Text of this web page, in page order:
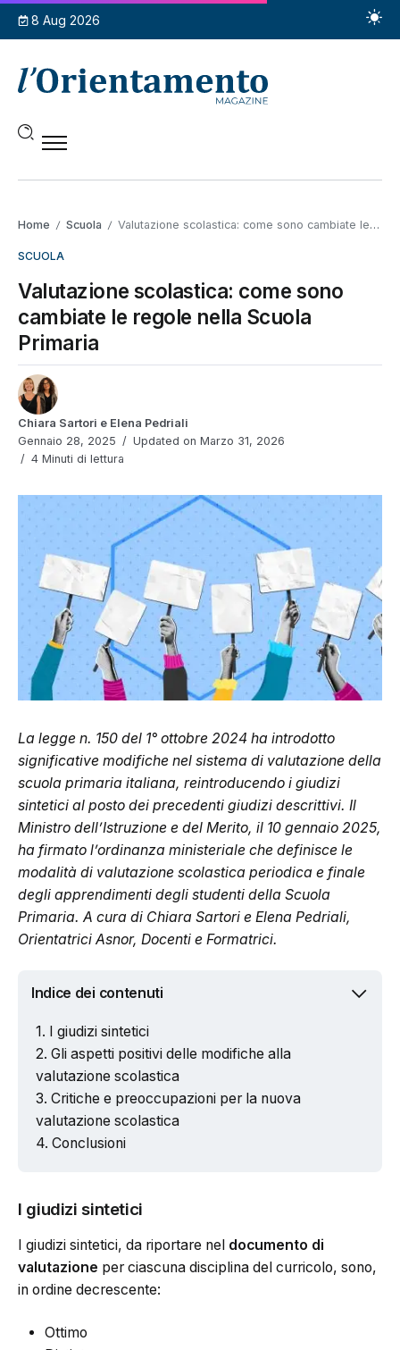
8 Aug 2026
Home / Scuola / Valutazione scolastica: come sono cambiate le regole nella Scuola Primaria
SCUOLA
Valutazione scolastica: come sono
cambiate le regole nella Scuola
Primaria
Chiara Sartori e Elena Pedriali
Gennaio 28, 2025
Updated on Marzo 31, 2026
4 Minuti di lettura
La legge n. 150 del 1° ottobre 2024 ha introdotto
significative modifiche nel sistema di valutazione della
scuola primaria italiana, reintroducendo i giudizi
sintetici al posto dei precedenti giudizi descrittivi. Il
Ministro dell’Istruzione e del Merito, il 10 gennaio 2025,
ha firmato l’ordinanza ministeriale che definisce le
modalità di valutazione scolastica periodica e finale
degli apprendimenti degli studenti della Scuola
Primaria. A cura di Chiara Sartori e Elena Pedriali,
Orientatrici Asnor, Docenti e Formatrici.
Indice dei contenuti
I giudizi sintetici
Gli aspetti positivi delle modifiche alla
valutazione scolastica
Critiche e preoccupazioni per la nuova
valutazione scolastica
Conclusioni
I giudizi sintetici
I giudizi sintetici, da riportare nel documento di
valutazione per ciascuna disciplina del curricolo, sono,
in ordine decrescente:
Ottimo